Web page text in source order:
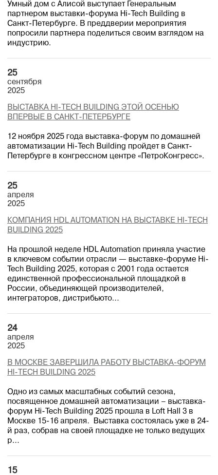
Умный дом с Алисой выступает Генеральным
партнером выставки-форума Hi-Tech Building в
Санкт-Петербурге. В преддверии мероприятия
попросили партнера поделиться своим взглядом на
индустрию.
25
сентября
2025
ВЫСТАВКА HI-TECH BUILDING ЭТОЙ ОСЕНЬЮ
ВПЕРВЫЕ В САНКТ-ПЕТЕРБУРГЕ
12 ноября 2025 года выставка-форум по домашней
автоматизации Hi-Tech Building пройдет в Санкт-
Петербурге в конгрессном центре «ПетроКонгресс».
25
апреля
2025
КОМПАНИЯ HDL AUTOMATION НА ВЫСТАВКЕ HI-TECH
BUILDING 2025
На прошлой неделе HDL Automation приняла участие
в ключевом событии отрасли — выставке-форуме Hi-
Tech Building 2025, которая с 2001 года остается
единственной профессиональной площадкой в
России, объединяющей производителей,
интеграторов, дистрибьюто...
24
апреля
2025
В МОСКВЕ ЗАВЕРШИЛА РАБОТУ ВЫСТАВКА-ФОРУМ
HI-TECH BUILDING 2025
Одно из самых масштабных событий сезона,
посвященное домашней автоматизации – выставка-
форум Hi-Tech Building 2025 прошла в Loft Hall 3 в
Москве 15-16 апреля. Выставка состоялась уже в 24-
й раз, собрав на своей площадке не только ведущих
р...
15